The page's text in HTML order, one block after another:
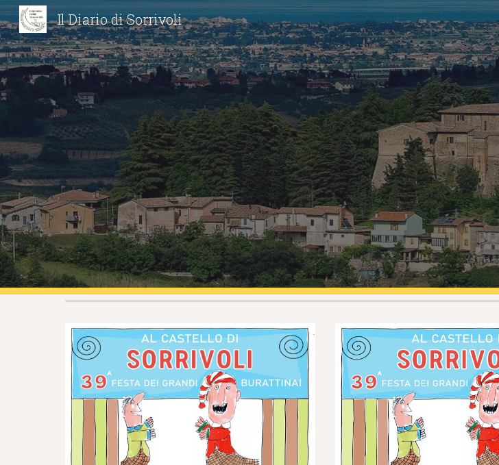
Skip to main content
Il Diario di Sorrivoli